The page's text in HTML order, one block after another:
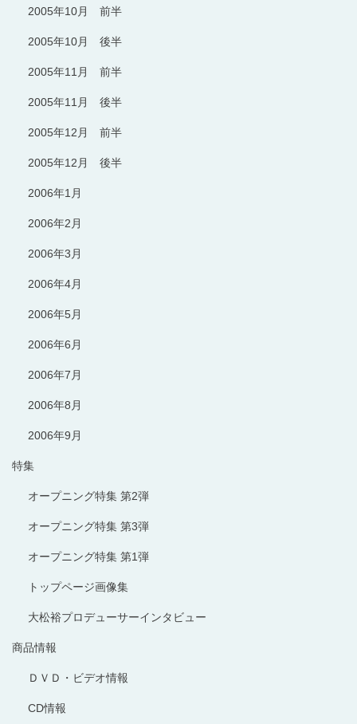
2005年10月 前半
2005年10月 後半
2005年11月 前半
2005年11月 後半
2005年12月 前半
2005年12月 後半
2006年1月
2006年2月
2006年3月
2006年4月
2006年5月
2006年6月
2006年7月
2006年8月
2006年9月
特集
オープニング特集 第2弾
オープニング特集 第3弾
オープニング特集 第1弾
トップページ画像集
大松裕プロデューサーインタビュー
商品情報
ＤＶＤ・ビデオ情報
CD情報